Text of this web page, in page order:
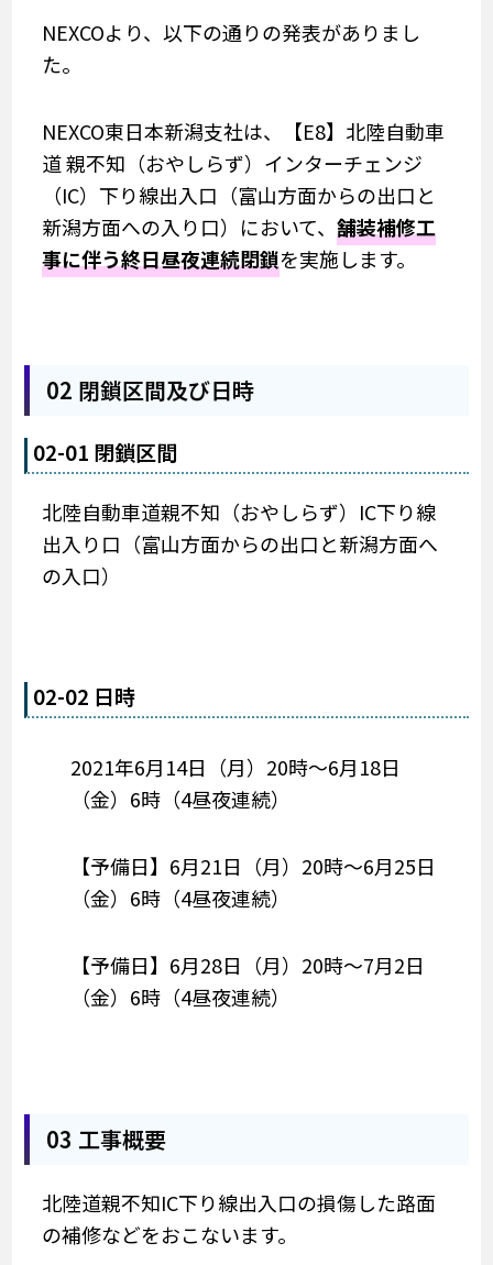
NEXCOより、以下の通りの発表がありまし
た。
NEXCO東日本新潟支社は、【E8】北陸自動車
道 親不知（おやしらず）インターチェンジ
（IC）下り線出入口（富山方面からの出口と
新潟方面への入り口）において、 舗装補修工
事に伴う終日昼夜連続閉鎖を実施します。
02 閉鎖区間及び日時
02-01 閉鎖区間
北陸自動車道親不知（おやしらず）IC下り線
出入り口（富山方面からの出口と新潟方面へ
の入口）
02-02 日時
2021年6月14日（月）20時～6月18日
（金）6時（4昼夜連続）
【予備日】6月21日（月）20時～6月25日
（金）6時（4昼夜連続）
【予備日】6月28日（月）20時～7月2日
（金）6時（4昼夜連続）
03 工事概要
北陸道親不知IC下り線出入口の損傷した路面
の補修などをおこないます。